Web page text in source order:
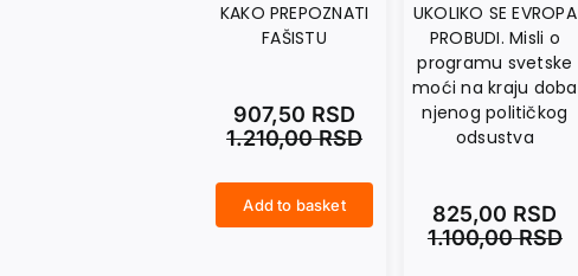
KAKO PREPOZNATI
FAŠISTU
1.210,00RSD
907,50 RSD
Add to basket
UKOLIKO SE EVROPA
PROBUDI. Misli o
programu svetske
moći na kraju doba
njenog političkog
odsustva
1.100,00RSD
825,00 RSD